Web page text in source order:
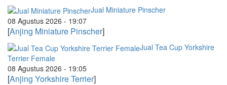
Jual Miniature Pinscher
08 Agustus 2026 - 19:07
[Anjing Miniature Pinscher]
Jual Tea Cup Yorkshire
Terrier Female
08 Agustus 2026 - 19:05
[Anjing Yorkshire Terrier]